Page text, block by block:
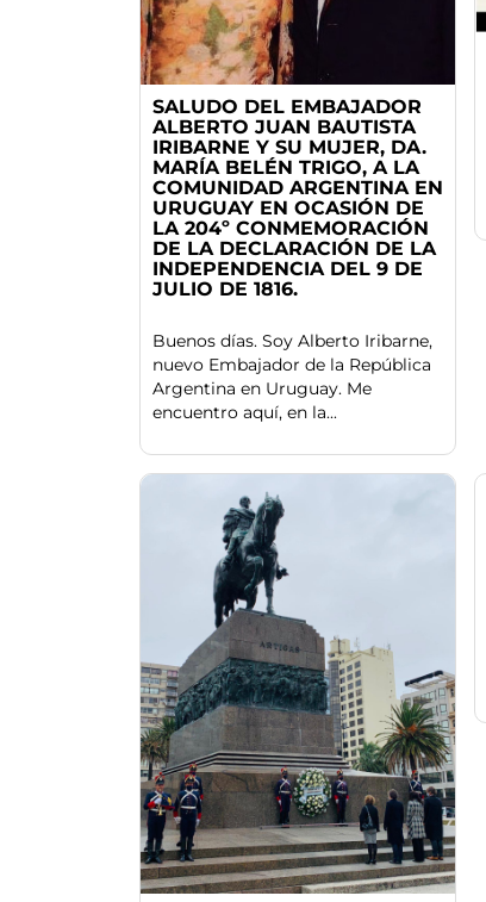
SALUDO DEL EMBAJADOR
ALBERTO JUAN BAUTISTA
IRIBARNE Y SU MUJER, DA.
MARÍA BELÉN TRIGO, A LA
COMUNIDAD ARGENTINA EN
URUGUAY EN OCASIÓN DE
LA 204º CONMEMORACIÓN
DE LA DECLARACIÓN DE LA
INDEPENDENCIA DEL 9 DE
JULIO DE 1816.
Buenos días. Soy Alberto Iribarne,
nuevo Embajador de la República
Argentina en Uruguay. Me
encuentro aquí, en la...